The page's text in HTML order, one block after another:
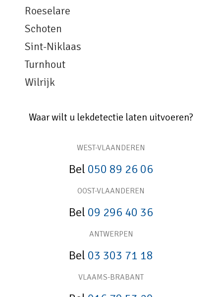
Roeselare
Schoten
Sint-Niklaas
Turnhout
Wilrijk
Waar wilt u lekdetectie laten uitvoeren?
WEST-VLAANDEREN
Bel 050 89 26 06
OOST-VLAANDEREN
Bel 09 296 40 36
ANTWERPEN
Bel 03 303 71 18
VLAAMS-BRABANT